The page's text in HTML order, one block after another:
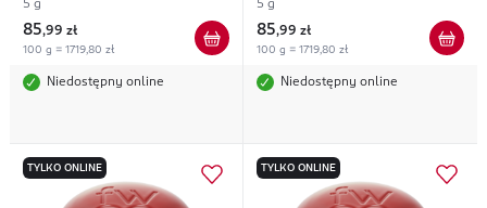
5 g
85,99 zł
100 g = 1719,80 zł
Niedostępny online
5 g
85,99 zł
100 g = 1719,80 zł
Niedostępny online
TYLKO ONLINE TYLKO ONLINE